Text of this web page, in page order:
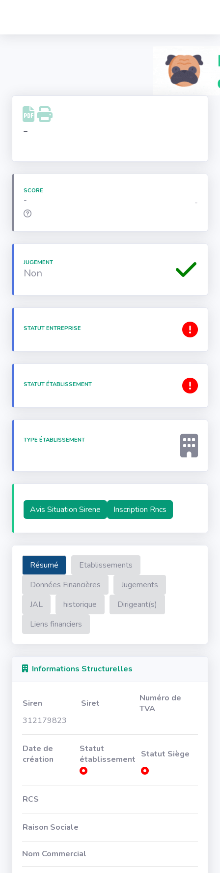
Facebook
Instagram
-
SCORE
- -
JUGEMENT
Non
STATUT ENTREPRISE
STATUT ÉTABLISSEMENT
TYPE ÉTABLISSEMENT
Avis Situation Sirene Inscription Rncs
Résumé
Etablissements
Données Financières
Jugements
JAL
historique
Dirigeant(s)
Liens financiers
Informations Structurelles
Siren Siret
Numéro de
TVA
312179823
Date de
création
Statut
établissement Statut Siège
RCS
Raison Sociale
Nom Commercial